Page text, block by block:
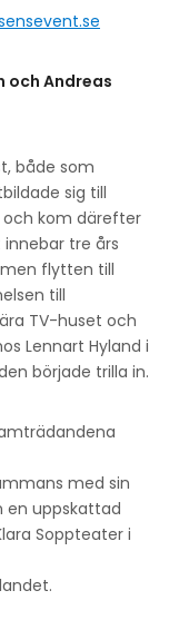
och Andreas
både som
sig till
och kom därefter
tre års
flytten till
till
TV-huset och
Lennart Hyland i
började trilla in.
med sin
en uppskattad
Soppteater i